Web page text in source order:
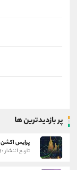
پر بازدیدترین ها
پرایس اکشن RTM چیست؟
تاریخ انتشار : ۲۹ شهریور ۱۴۰۰